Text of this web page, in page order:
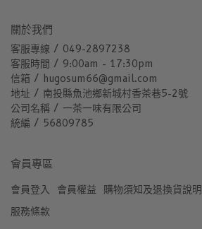
關於我們
客服專線 / 049-2897238
客服時間 / 9:00am - 17:30pm
信箱 / hugosum66@gmail.com
地址 / 南投縣魚池鄉新城村香茶巷5-2號
公司名稱 / 一茶一味有限公司
統編 / 56809785
會員專區
會員登入
會員權益 購物須知及退換貨說明
服務條款